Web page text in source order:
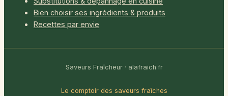
Bien choisir ses ingrédients & produits
Recettes par envie
Saveurs Fraîcheur · alafraich.fr
Le comptoir des saveurs fraîches